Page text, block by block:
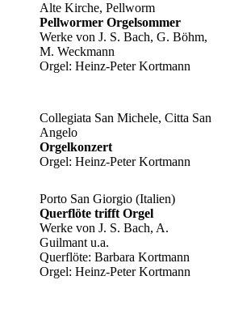
Alte Kirche, Pellworm
Pellwormer Orgelsommer
Werke von J. S. Bach, G. Böhm,
M. Weckmann
Orgel: Heinz-Peter Kortmann
Collegiata San Michele, Citta San
Angelo
Orgelkonzert
Orgel: Heinz-Peter Kortmann
Porto San Giorgio (Italien)
Querflöte trifft Orgel
Werke von J. S. Bach, A.
Guilmant u.a.
Querflöte: Barbara Kortmann
Orgel: Heinz-Peter Kortmann